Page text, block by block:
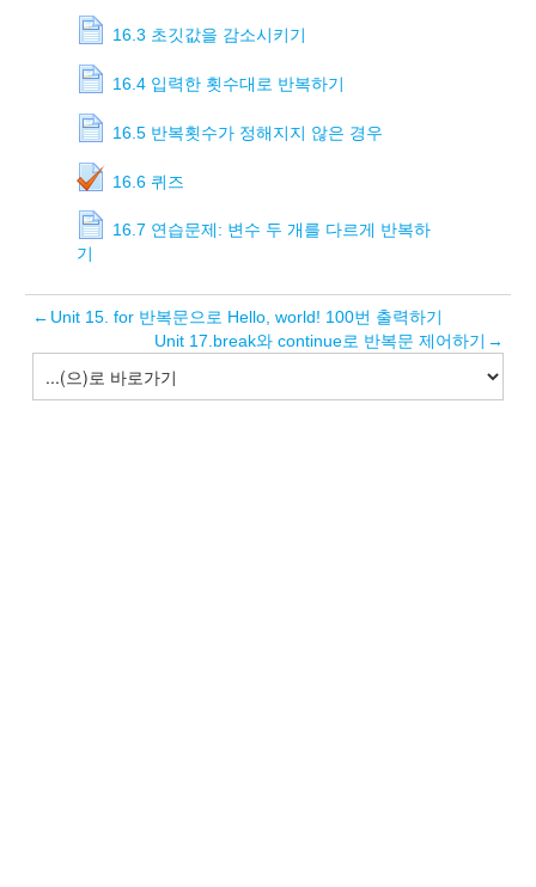
16.3 초깃값을 감소시키기
16.4 입력한 횟수대로 반복하기
16.5 반복횟수가 정해지지 않은 경우
16.6 퀴즈
16.7 연습문제: 변수 두 개를 다르게 반복하
기
← Unit 15. for 반복문으로 Hello, world! 100번 출력하기
Unit 17.break와 continue로 반복문 제어하기 →